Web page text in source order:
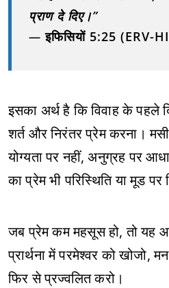
प्राण दे दिए।”
—इफिसियों 5:25 (ERV-
इसका अर्थ है कि विवाह के पहले
शर्त और निरंतर प्रेम करना।
योग्यता पर नहीं, अनुग्रह पर
का प्रेम भी परिस्थिति या मूड पर
जब प्रेम कम महसूस हो, तो यह
प्रार्थना में परमेश्वर को खोजो,
फिर से प्रज्वलित करो।